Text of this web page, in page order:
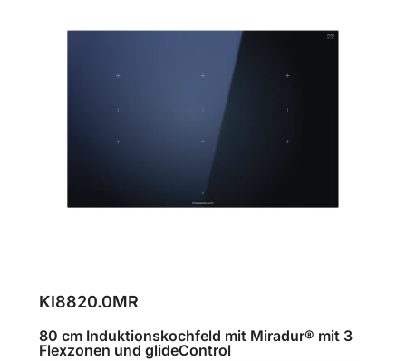
KI8820.0MR
80 cm Induktionskochfeld mit Miradur® mit 3
Flexzonen und glideControl